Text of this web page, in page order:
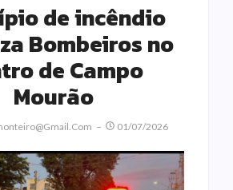
de incêndio
Bombeiros no
de Campo
Mourão
01/07/2026